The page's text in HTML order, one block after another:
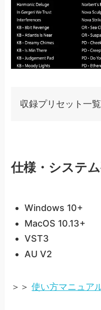
収録プリセット一覧
仕様・システ
Windows 10+
MacOS 10.13+
VST3
AU V2
＞＞使い方マニュア